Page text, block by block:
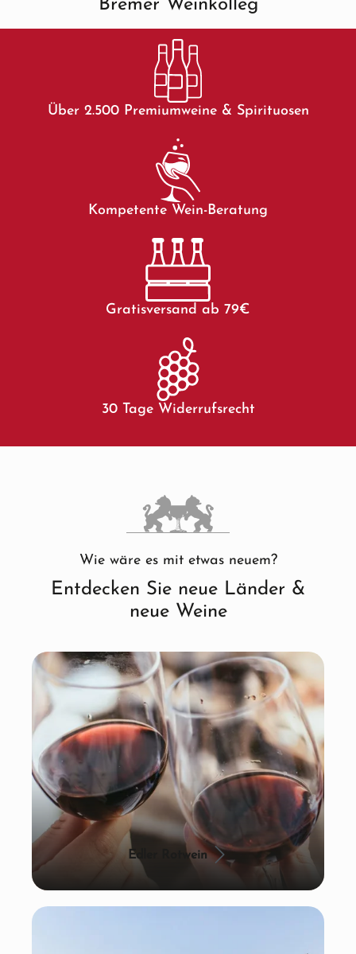
Bremer Weinkolleg
Über 2.500 Premiumweine & Spirituosen
Kompetente Wein-Beratung
Gratisversand ab 79€
30 Tage Widerrufsrecht
Wie wäre es mit etwas neuem?
Entdecken Sie neue Länder &
neue Weine
Edler Rotwein